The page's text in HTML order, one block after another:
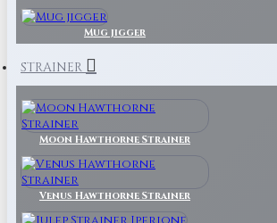
Mug jigger
STRAINER
Moon Hawthorne Strainer
Venus Hawthorne Strainer